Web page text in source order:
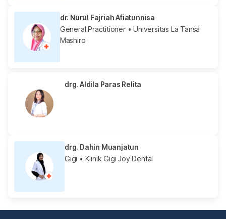
dr. Nurul Fajriah Afiatunnisa
General Practitioner• Universitas La Tansa
Mashiro
drg. Aldila Paras Relita
drg. Dahin Muanjatun
Gigi • Klinik Gigi Joy Dental